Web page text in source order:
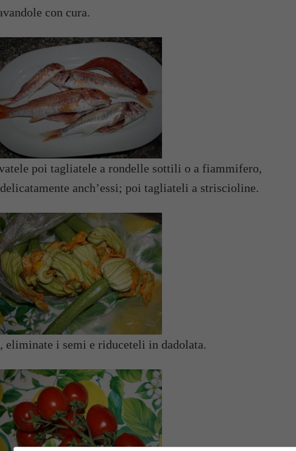
con cura.
poi tagliatele a rondelle sottili o a fiammifero,
anch’essi; poi tagliateli a striscioline.
, eliminate i semi e riduceteli in dadolata.